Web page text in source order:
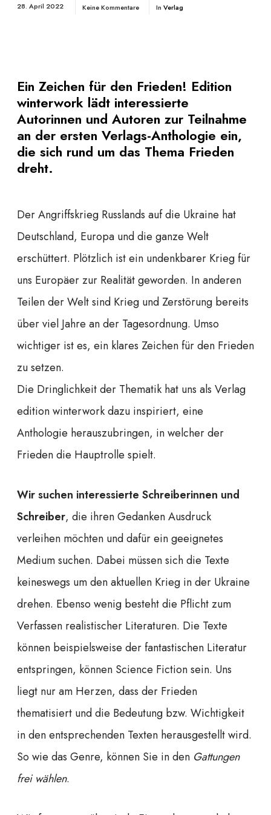
28. April 2022 Keine Kommentare In Verlag
Ein Zeichen für den Frieden! Edition
winterwork lädt interessierte
Autorinnen und Autoren zur Teilnahme
an der ersten Verlags-Anthologie ein,
die sich rund um das Thema Frieden
dreht.
Der Angriffskrieg Russlands auf die Ukraine hat
Deutschland, Europa und die ganze Welt
erschüttert. Plötzlich ist ein undenkbarer Krieg für
uns Europäer zur Realität geworden. In anderen
Teilen der Welt sind Krieg und Zerstörung bereits
über viel Jahre an der Tagesordnung. Umso
wichtiger ist es, ein klares Zeichen für den Frieden
zu setzen.
Die Dringlichkeit der Thematik hat uns als Verlag
edition winterwork dazu inspiriert, eine
Anthologie herauszubringen, in welcher der
Frieden die Hauptrolle spielt.
Wir suchen interessierte Schreiberinnen und
Schreiber, die ihren Gedanken Ausdruck
verleihen möchten und dafür ein geeignetes
Medium suchen. Dabei müssen sich die Texte
keineswegs um den aktuellen Krieg in der Ukraine
drehen. Ebenso wenig besteht die Pflicht zum
Verfassen realistischer Literaturen. Die Texte
können beispielsweise der fantastischen Literatur
entspringen, können Science Fiction sein. Uns
liegt nur am Herzen, dass der Frieden
thematisiert und die Bedeutung bzw. Wichtigkeit
in den entsprechenden Texten herausgestellt wird.
So wie das Genre, können Sie in den Gattungen
frei wählen.